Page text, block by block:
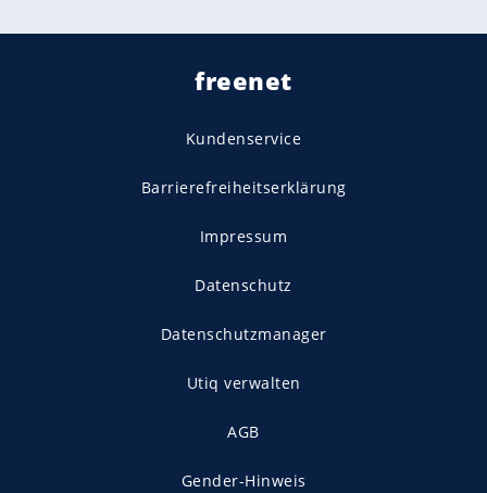
freenet
Kundenservice
Barrierefreiheitserklärung
Impressum
Datenschutz
Datenschutzmanager
Utiq verwalten
AGB
Gender-Hinweis